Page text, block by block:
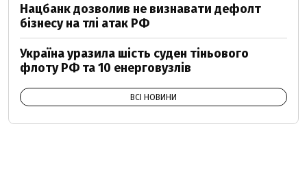
Нацбанк дозволив не визнавати дефолт
бізнесу на тлі атак РФ
Україна уразила шість суден тіньового
флоту РФ та 10 енерговузлів
ВСІ НОВИНИ